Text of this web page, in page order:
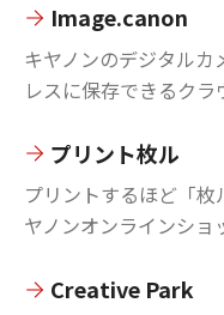
Image.canon
キヤノンのデジタル
レスに保存できるクラ
プリント枚ル
プリントするほど「
ヤノンオンラインショ
Creative Park